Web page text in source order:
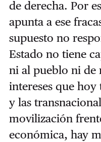
de derecha. Por
apunta a ese
supuesto no
Estado no tiene
ni al pueblo ni de
intereses que
y las
movilización
económica, hay